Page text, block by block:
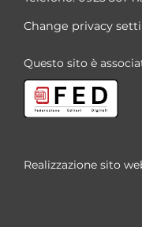
Change privacy
Questo sito è
Realizzazione sito